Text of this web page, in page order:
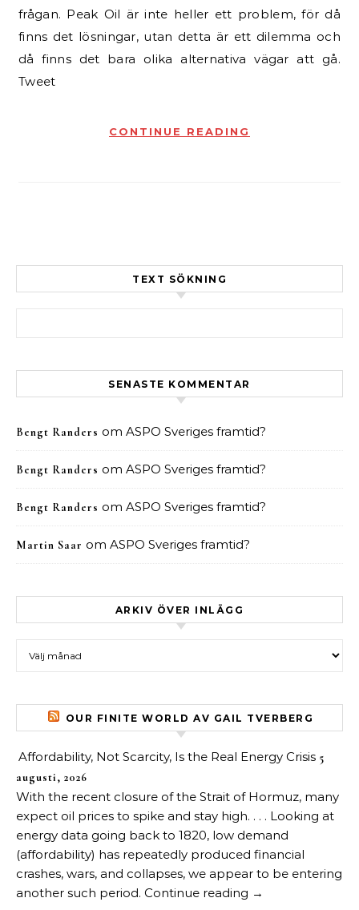
frågan. Peak Oil är inte heller ett problem, för då
finns det lösningar, utan detta är ett dilemma och
då finns det bara olika alternativa vägar att gå.
Tweet
CONTINUE READING
TEXT SÖKNING
SENASTE KOMMENTAR
Bengt Randers om ASPO Sveriges framtid?
Bengt Randers om ASPO Sveriges framtid?
Bengt Randers om ASPO Sveriges framtid?
Martin Saar om ASPO Sveriges framtid?
ARKIV ÖVER INLÄGG
OUR FINITE WORLD AV GAIL TVERBERG
Affordability, Not Scarcity, Is the Real Energy Crisis 5
augusti, 2026
With the recent closure of the Strait of Hormuz, many
expect oil prices to spike and stay high. . . . Looking at
energy data going back to 1820, low demand
(affordability) has repeatedly produced financial
crashes, wars, and collapses, we appear to be entering
another such period. Continue reading →